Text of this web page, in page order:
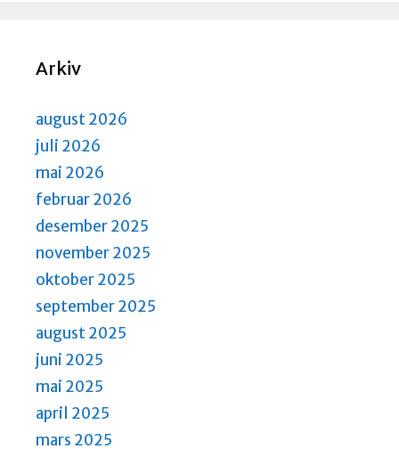
Arkiv
august 2026
juli 2026
mai 2026
februar 2026
desember 2025
november 2025
oktober 2025
september 2025
august 2025
juni 2025
mai 2025
april 2025
mars 2025